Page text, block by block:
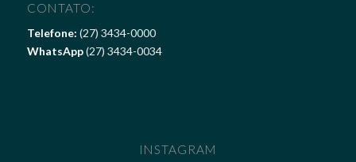
CONTATO:
Telefone: (27) 3434-0000
WhatsApp(27) 3434-0034
INSTAGRAM